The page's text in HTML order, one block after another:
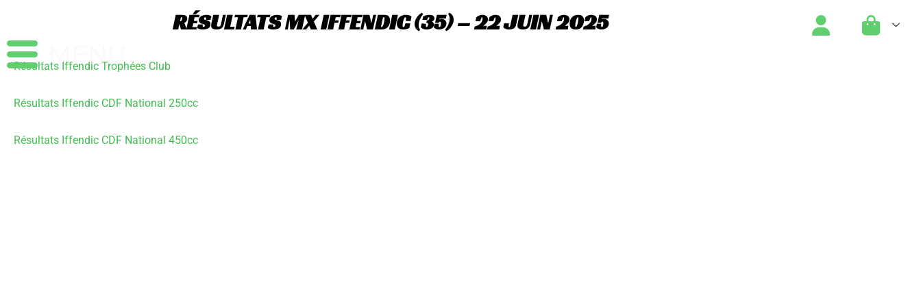
contenu
RÉSULTATS MX IFFENDIC (35) – 22 JUIN 2025
Résultats Iffendic Trophées Club
Résultats Iffendic CDF National 250cc
Résultats Iffendic CDF National 450cc